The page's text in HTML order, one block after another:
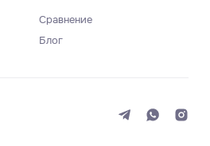
Сравнение
Блог
Светлая